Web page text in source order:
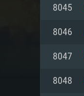
8045
8046
8047
8048